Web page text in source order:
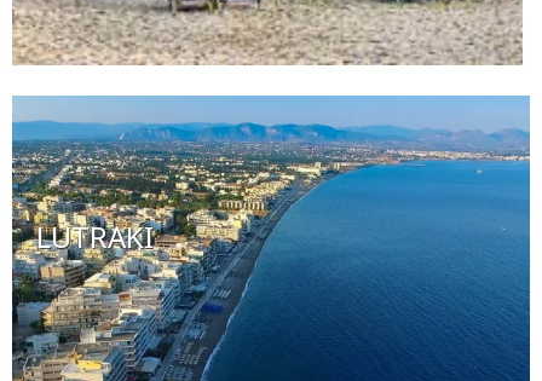
LUTRAKI